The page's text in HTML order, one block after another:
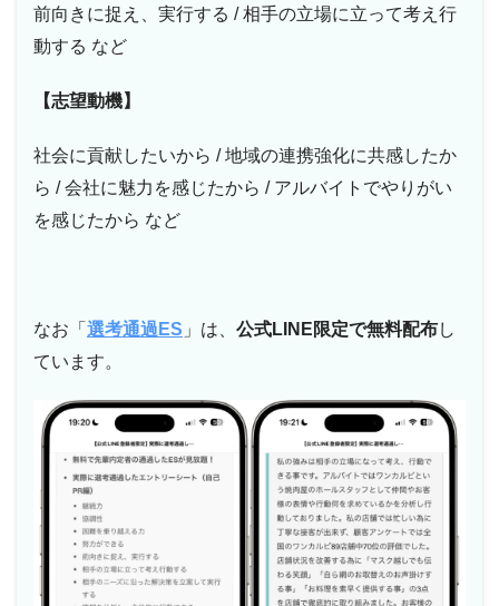
前向きに捉え、実行する / 相手の立場に立って考え行
動する など
【志望動機】
社会に貢献したいから / 地域の連携強化に共感したか
ら / 会社に魅力を感じたから / アルバイトでやりがい
を感じたから など
なお「 選考通過ES 」は、 公式LINE限定で無料配布し
ています。